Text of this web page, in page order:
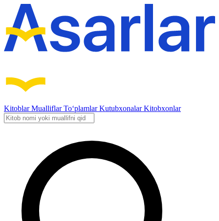
KitoblarMualliflarTo‘plamlarKutubxonalarKitobxonlar